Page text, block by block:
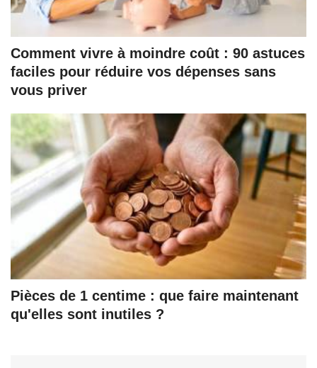
Comment vivre à moindre coût : 90 astuces
faciles pour réduire vos dépenses sans
vous priver
Pièces de 1 centime : que faire maintenant
qu'elles sont inutiles ?